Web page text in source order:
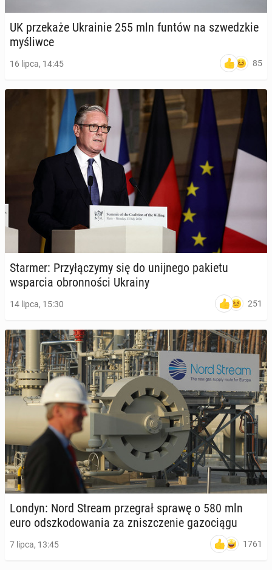
UK prze­ka­że Ukra­inie 255 mln funtów na szwedz­kie
my­śliw­ce
16 lipca, 14:45 85
Starmer: Przy­łą­czy­my się do unij­ne­go pakietu
wspar­cia obron­no­ści Ukrainy
14 lipca, 15:30 251
Londyn: Nord Stream prze­grał sprawę o 580 mln
euro od­szko­do­wa­nia za znisz­cze­nie ga­zo­cią­gu
7 lipca, 13:45 1761